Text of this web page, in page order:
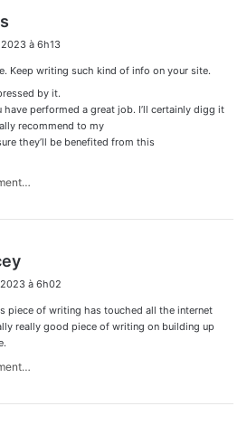
t
à 6h13
Keep writing such kind of info on your site.
by it.
have performed a great job. I’ll certainly digg it
recommend to my
they’ll be benefited from this
t
:
à 6h02
piece of writing has touched all the internet
really good piece of writing on building up